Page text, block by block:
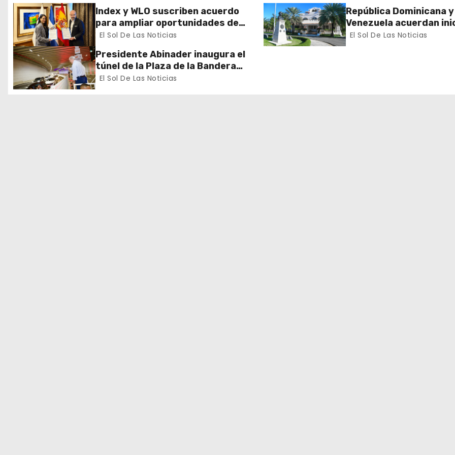
ó
n
d
e
Index y WLO suscriben acuerdo
para ampliar oportunidades de
formación de dominicanos en el
El Sol De Las Noticias
República Dominicana y
Venezuela acuerdan
proceso de
El Sol De Las Noticias
Presidente Abinader inaugura el
túnel de la Plaza de la Bandera
que cambia la salida hacia el Sur
El Sol De Las Noticias